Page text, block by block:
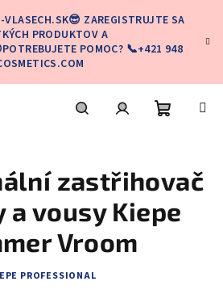
ZAREGISTRUJTE SA
PRODUKTOV A
POMOC? 📞+421 948
košík
zastřihovač
a vousy Kiepe
Vroom
PROFESSIONAL